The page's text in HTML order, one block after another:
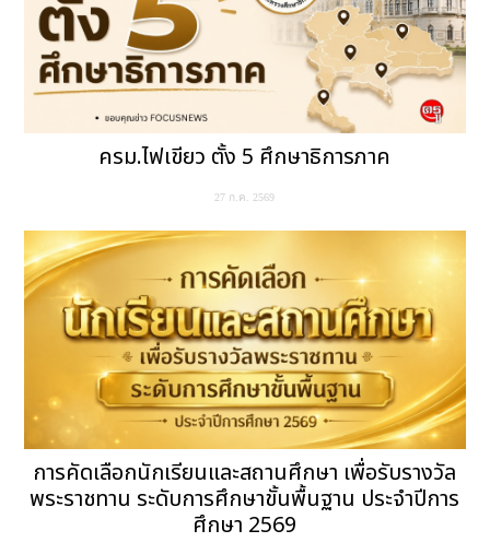
ครม.ไฟเขียว ตั้ง 5 ศึกษาธิการภาค
27 ก.ค. 2569
การคัดเลือกนักเรียนและสถานศึกษา เพื่อรับรางวัล
พระราชทาน ระดับการศึกษาขั้นพื้นฐาน ประจำปีการ
ศึกษา 2569